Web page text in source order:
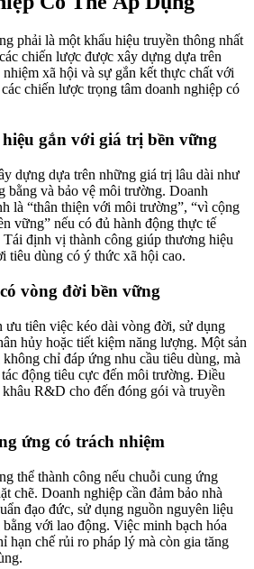
phải là một khẩu hiệu truyền thông nhất
chiến lược được xây dựng dựa trên
xã hội và sự gắn kết thực chất với
chiến lược trọng tâm doanh nghiệp có
gắn với giá trị bền vững
dựng dựa trên những giá trị lâu dài như
bằng và bảo vệ môi trường. Doanh
là “thân thiện với môi trường”, “vì cộng
vững” nếu có đủ hành động thực tế
định vị thành công giúp thương hiệu
tiêu dùng có ý thức xã hội cao.
vòng đời bền vững
ưu tiên việc kéo dài vòng đời, sử dụng
hủy hoặc tiết kiệm năng lượng. Một sản
chỉ đáp ứng nhu cầu tiêu dùng, mà
động tiêu cực đến môi trường. Điều
R&D cho đến đóng gói và truyền
ứng có trách nhiệm
thể thành công nếu chuỗi cung ứng
chẽ. Doanh nghiệp cần đảm bảo nhà
đạo đức, sử dụng nguồn nguyên liệu
với lao động. Việc minh bạch hóa
hạn chế rủi ro pháp lý mà còn gia tăng